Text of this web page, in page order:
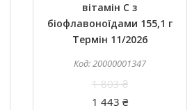
вітамін C з
біофлавоноїдами 155,1 г
Термін 11/2026
20000001347
1 803 ₴
1 443 ₴